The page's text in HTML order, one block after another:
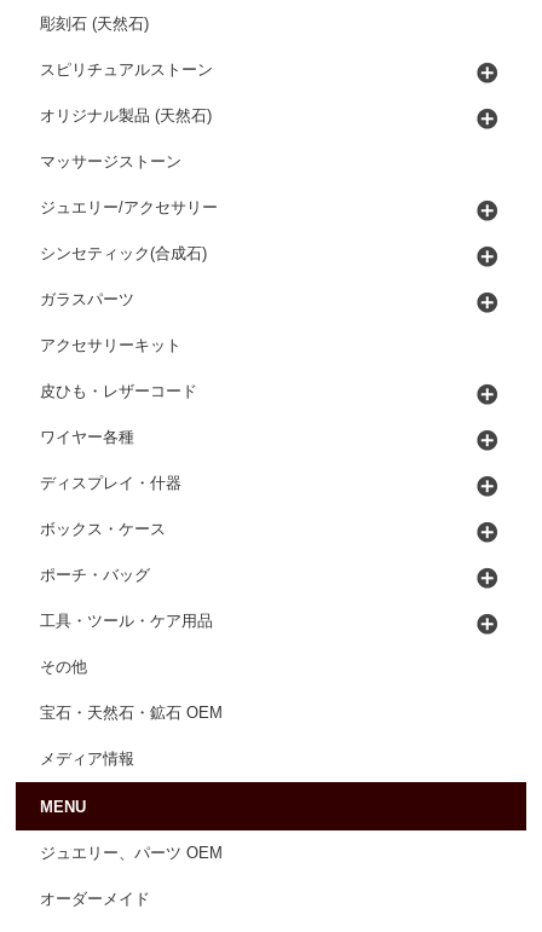
彫刻石 (天然石)
スピリチュアルストーン
オリジナル製品 (天然石)
マッサージストーン
ジュエリー/アクセサリー
シンセティック(合成石)
ガラスパーツ
アクセサリーキット
皮ひも・レザーコード
ワイヤー各種
ディスプレイ・什器
ボックス・ケース
ポーチ・バッグ
工具・ツール・ケア用品
その他
宝石・天然石・鉱石 OEM
メディア情報
MENU
ジュエリー、パーツ OEM
オーダーメイド